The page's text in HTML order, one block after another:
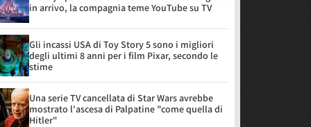
in arrivo, la compagnia teme YouTube su TV
Gli incassi USA di Toy Story 5 sono i migliori
degli ultimi 8 anni per i film Pixar, secondo le
stime
Una serie TV cancellata di Star Wars avrebbe
mostrato l'ascesa di Palpatine "come quella di
Hitler"